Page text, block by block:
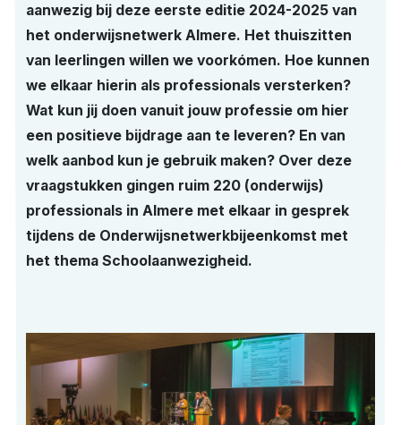
aanwezig bij deze eerste editie 2024-2025 van
het onderwijsnetwerk Almere. Het thuiszitten
van leerlingen willen we voorkómen. Hoe kunnen
we elkaar hierin als professionals versterken?
Wat kun jij doen vanuit jouw professie om hier
een positieve bijdrage aan te leveren? En van
welk aanbod kun je gebruik maken? Over deze
vraagstukken gingen ruim 220 (onderwijs)
professionals in Almere met elkaar in gesprek
tijdens de Onderwijsnetwerkbijeenkomst met
het thema Schoolaanwezigheid.